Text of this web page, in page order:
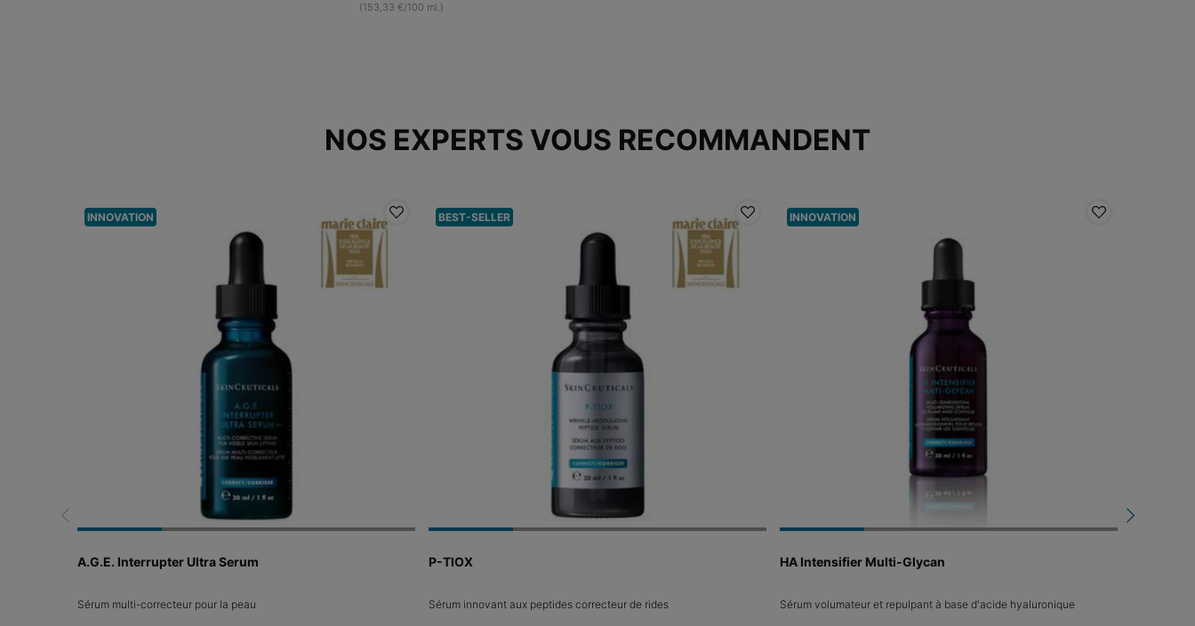
(153,33 €/100 ml.)
NOS EXPERTS VOUS RECOMMANDENT
INNOVATION
A.G.E. Interrupter Ultra Serum
Sérum multi-correcteur pour la peau
BEST-SELLER
P-TIOX
Sérum innovant aux peptides correcteur de rides
INNOVATION
HA Intensifier Multi-Glycan
Sérum volumateur et repulpant à base d'acide hyaluronique